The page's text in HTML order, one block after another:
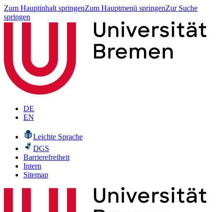
Zum Hauptinhalt springenZum Hauptmenü springenZur Suche
springen
DE
EN
Leichte Sprache
DGS
Barrierefreiheit
Intern
Sitemap